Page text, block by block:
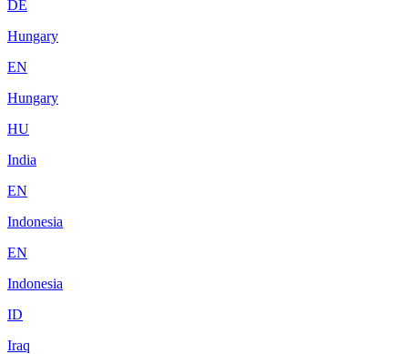
DE
Hungary
EN
Hungary
HU
India
EN
Indonesia
EN
Indonesia
ID
Iraq